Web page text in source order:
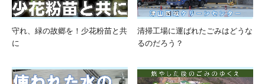
守れ、緑の故郷を！少花粉苗と共
に
清掃工場に運ばれたごみはどうな
るのだろう？